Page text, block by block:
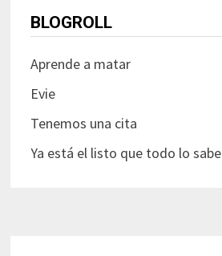
BLOGROLL
Aprende a matar
Evie
Tenemos una cita
Ya está el listo que todo lo sabe